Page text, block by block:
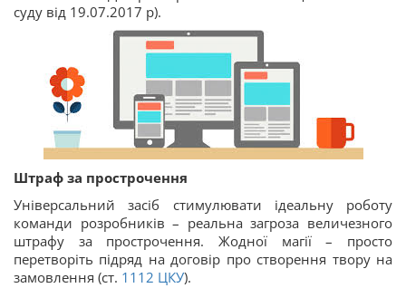
суду від 19.07.2017 р).
Штраф за прострочення
Універсальний засіб стимулювати ідеальну роботу
команди розробників – реальна загроза величезного
штрафу за прострочення. Жодної магії – просто
перетворіть підряд на договір про створення твору на
замовлення (ст. 1112 ЦКУ).